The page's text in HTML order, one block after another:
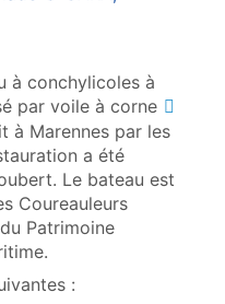
à conchylicoles à
par voile à corne
à Marennes par les
a été
Le bateau est
Coureauleurs
Patrimoine
: